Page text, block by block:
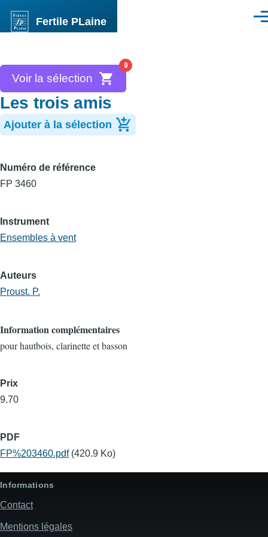
Fertile PLaine
0
Voir la sélection
Les trois amis
Ajouter à la sélection
Numéro de référence
FP 3460
Instrument
Ensembles à vent
Auteurs
Proust. P.
Information complémentaires
pour hautbois, clarinette et basson
Prix
9.70
PDF
FP%203460.pdf (420.9 Ko)
Informations
Contact
Mentions légales